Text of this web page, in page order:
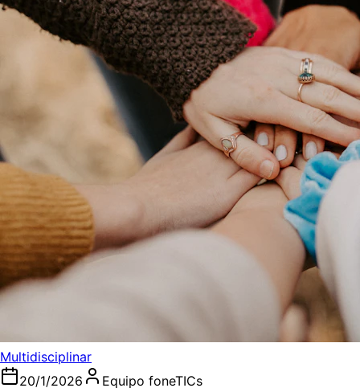
Multidisciplinar
20/1/2026
Equipo foneTICs